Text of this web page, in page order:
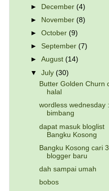
►
December(4)
►
November(8)
►October(9)
► September(7)
►August(14)
▼July(30)
Butter Golden Churn
halal
wordless wednesday :
bimbang
dapat masuk bloglist
Bangku Kosong
Bangku Kosong cari
blogger baru
dah sampai umah
bobos